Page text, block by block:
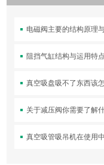
电磁阀主要的结构原理
阻挡气缸结构与运用特
真空吸盘吸不了东西该
关于减压阀你需要了解
真空吸管吸吊机在使用